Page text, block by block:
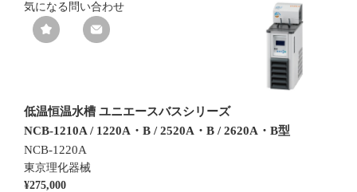
気になる 問い合わせ
低温恒温水槽 ユニエースバスシリーズ
NCB-1210A / 1220A・B / 2520A・B / 2620A・B型
NCB-1220A
東京理化器械
¥275,000